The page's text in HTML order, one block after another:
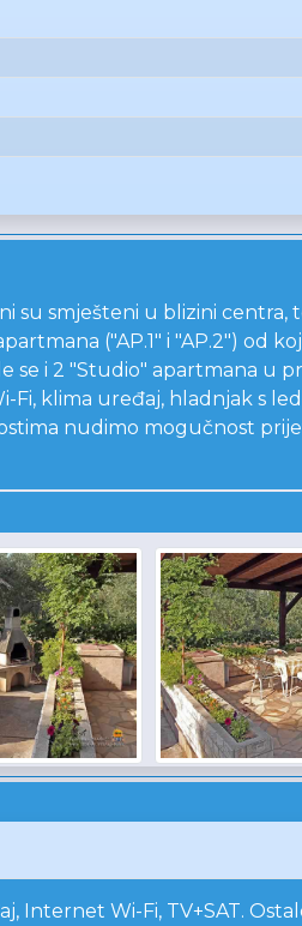
su smješteni u blizini centra,
("AP.1" i "AP.2") od
se i 2 "Studio" apartmana u
Fi, klima uređaj, hladnjak s
nudimo mogučnost
Internet Wi-Fi, TV+SAT.